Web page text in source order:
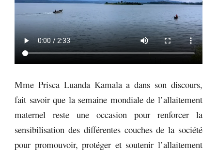
Mme Prisca Luanda Kamala a dans son discours,
fait savoir que la semaine mondiale de l’allaitement
maternel reste une occasion pour renforcer la
sensibilisation des différentes couches de la société
pour promouvoir, protéger et soutenir l’allaitement